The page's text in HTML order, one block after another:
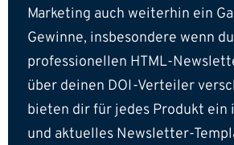
Marketing auch weiterhin ein
Gewinne, insbesondere wenn
professionellen HTML-
über deinen DOI-Verteiler
bieten dir für jedes Produkt ein
und aktuelles Newsletter-